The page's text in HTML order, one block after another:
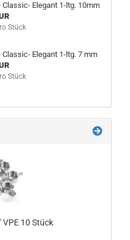
Elegant 1-ltg. 10mm
Stück
Elegant 1-ltg. 7 mm
Stück
10 Stück